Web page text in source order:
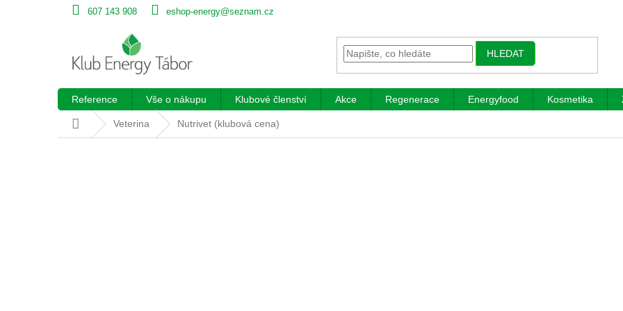
607 143 908 eshop-energy@seznam.cz
HLEDAT
Reference Vše o nákupu Klubové členství Akce Regenerace Energyfood Kosmetika
Domů Veterina Nutrivet (klubová cena)